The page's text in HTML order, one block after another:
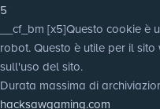
5
__cf_bm [x5]Questo cookie è
robot. Questo è utile per il
sull'uso del sito.
Durata massima di
hacksawgaming.com